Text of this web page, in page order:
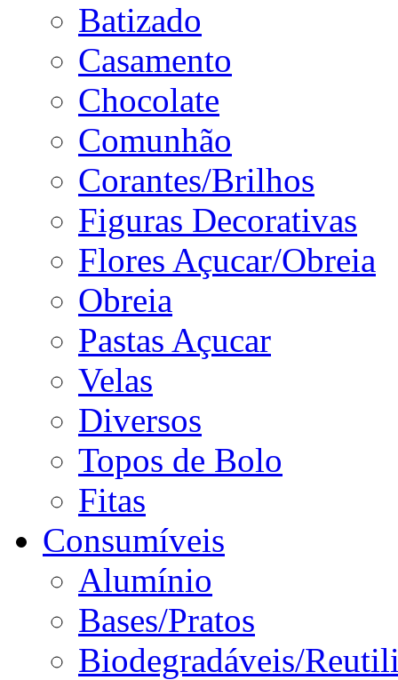
Batizado
Casamento
Chocolate
Comunhão
Corantes/Brilhos
Figuras Decorativas
Flores Açucar/Obreia
Obreia
Pastas Açucar
Velas
Diversos
Topos de Bolo
Fitas
Consumíveis
Alumínio
Bases/Pratos
Biodegradáveis/